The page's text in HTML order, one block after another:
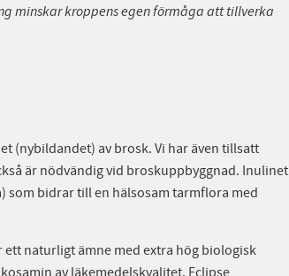
minskar kroppens egen förmåga att tillverka
(nybildandet) av brosk. Vi har även tillsatt
är nödvändig vid broskuppbyggnad. Inulinet
bidrar till en hälsosam tarmflora med
naturligt ämne med extra hög biologisk